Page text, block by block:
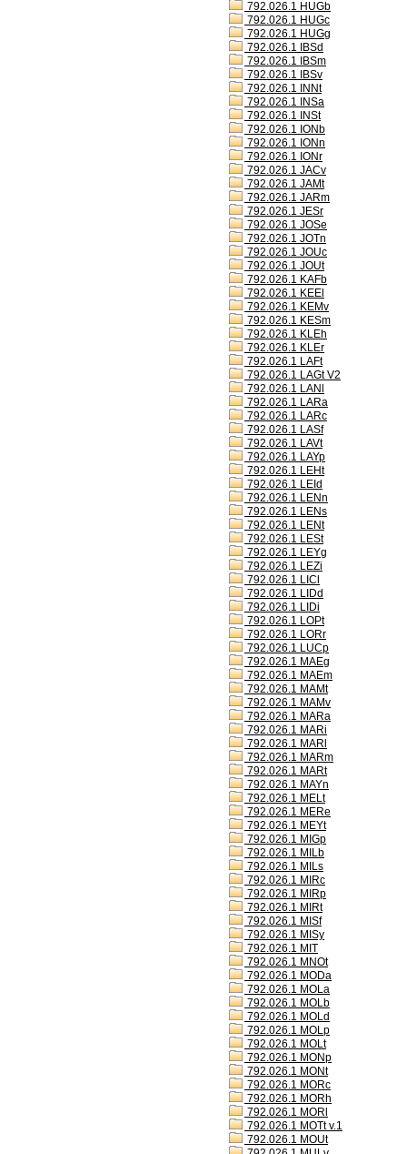
792.026.1 HUGb
792.026.1 HUGc
792.026.1 HUGg
792.026.1 IBSd
792.026.1 IBSm
792.026.1 IBSv
792.026.1 INNt
792.026.1 INSa
792.026.1 INSt
792.026.1 IONb
792.026.1 IONn
792.026.1 IONr
792.026.1 JACv
792.026.1 JAMt
792.026.1 JARm
792.026.1 JESr
792.026.1 JOSe
792.026.1 JOTn
792.026.1 JOUc
792.026.1 JOUt
792.026.1 KAFb
792.026.1 KEEl
792.026.1 KEMv
792.026.1 KESm
792.026.1 KLEh
792.026.1 KLEr
792.026.1 LAFt
792.026.1 LAGt V2
792.026.1 LANl
792.026.1 LARa
792.026.1 LARc
792.026.1 LASf
792.026.1 LAVt
792.026.1 LAYp
792.026.1 LEHt
792.026.1 LEId
792.026.1 LENn
792.026.1 LENs
792.026.1 LENt
792.026.1 LESt
792.026.1 LEYg
792.026.1 LEZi
792.026.1 LICl
792.026.1 LIDd
792.026.1 LIDi
792.026.1 LOPt
792.026.1 LORr
792.026.1 LUCp
792.026.1 MAEg
792.026.1 MAEm
792.026.1 MAMt
792.026.1 MAMv
792.026.1 MARa
792.026.1 MARi
792.026.1 MARl
792.026.1 MARm
792.026.1 MARt
792.026.1 MAYn
792.026.1 MELt
792.026.1 MERe
792.026.1 MEYt
792.026.1 MIGp
792.026.1 MILb
792.026.1 MILs
792.026.1 MIRc
792.026.1 MIRp
792.026.1 MIRt
792.026.1 MISf
792.026.1 MISy
792.026.1 MIT
792.026.1 MNOt
792.026.1 MODa
792.026.1 MOLa
792.026.1 MOLb
792.026.1 MOLd
792.026.1 MOLp
792.026.1 MOLt
792.026.1 MONp
792.026.1 MONt
792.026.1 MORc
792.026.1 MORh
792.026.1 MORl
792.026.1 MOTt v.1
792.026.1 MOUt